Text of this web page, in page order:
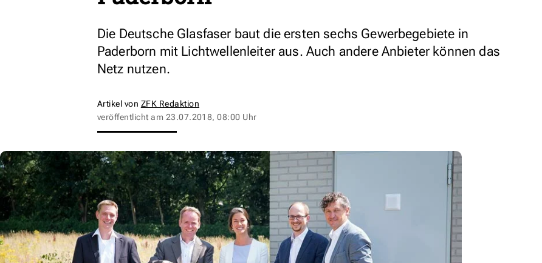
Die Deutsche Glasfaser baut die ersten sechs Gewerbegebiete in
Paderborn mit Lichtwellenleiter aus. Auch andere Anbieter können das
Netz nutzen.
Artikel von ZFK Redaktion
veröffentlicht am 23.07.2018, 08:00 Uhr